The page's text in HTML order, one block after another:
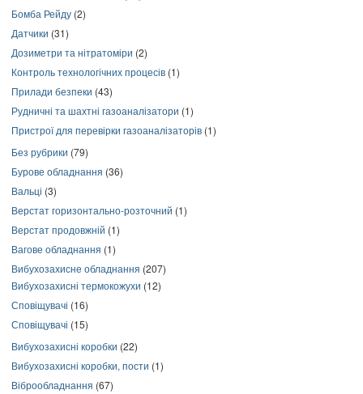
Бомба Рейду (2)
Датчики (31)
Дозиметри та нітратоміри (2)
Контроль технологічних процесів (1)
Прилади безпеки (43)
Рудничні та шахтні газоаналізатори (1)
Пристрої для перевірки газоаналізаторів (1)
Без рубрики (79)
Бурове обладнання (36)
Вальці (3)
Верстат горизонтально-розточний (1)
Верстат продовжній (1)
Вагове обладнання (1)
Вибухозахисне обладнання (207)
Вибухозахисні термокожухи (12)
Сповіщувачі (16)
Сповіщувачі (15)
Вибухозахисні коробки (22)
Вибухозахисні коробки, пости (1)
Віброобладнання (67)